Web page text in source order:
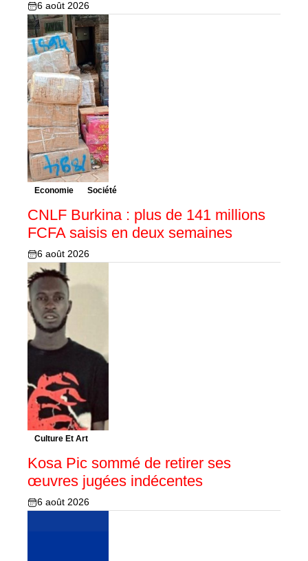
6 août 2026
Economie Société
CNLF Burkina : plus de 141 millions
FCFA saisis en deux semaines
6 août 2026
Culture Et Art
Kosa Pic sommé de retirer ses
œuvres jugées indécentes
6 août 2026